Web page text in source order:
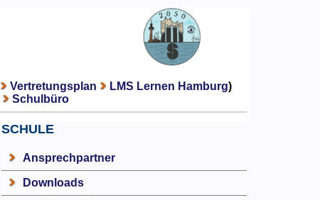
Vertretungsplan LMS Lernen Hamburg)
Schulbüro
SCHULE
Ansprechpartner
Downloads